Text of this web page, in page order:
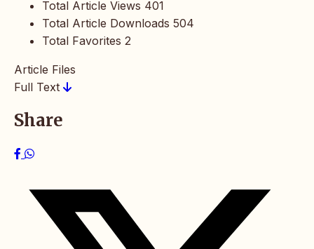
Total Article Views 401
Total Article Downloads 504
Total Favorites 2
Article Files
Full Text
Share